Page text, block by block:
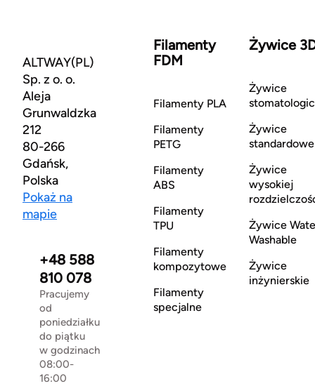
ALTWAY(PL)
Sp. z o. o.
Aleja
Grunwaldzka
212
80-266
Gdańsk,
Polska
Pokaż na
mapie
+48 588
810 078
Pracujemy
od
poniedziałku
do piątku
w godzinach
08:00-
16:00
Filamenty
FDM
Filamenty PLA
Filamenty
PETG
Filamenty
ABS
Filamenty
TPU
Filamenty
kompozytowe
Filamenty
specjalne
Żywice
Żywice
Żywice
standardowe
Żywice
wysokiej
Żywice
Washable
Żywice
inżynierskie